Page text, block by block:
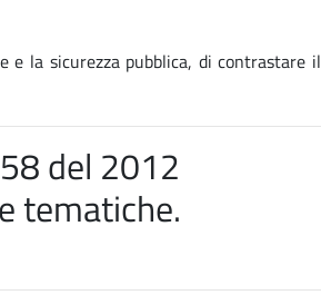
e la sicurezza pubblica, di contrastare il
del 2012
tematiche.